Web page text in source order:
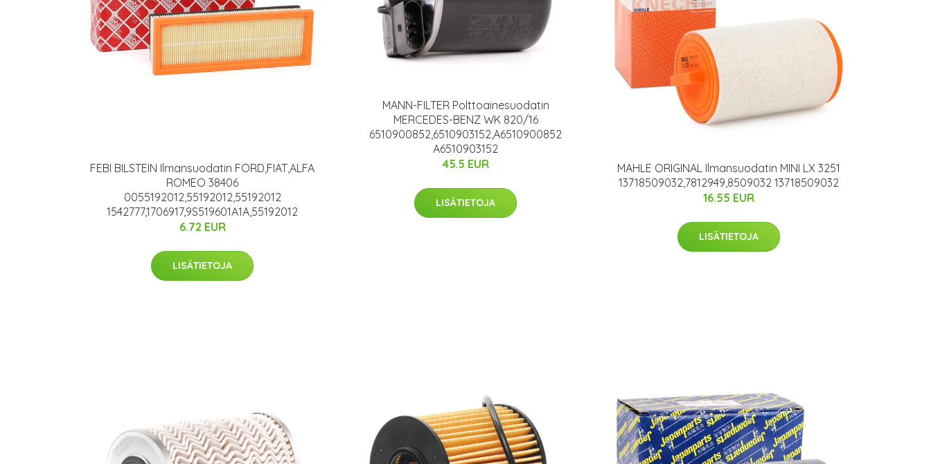
FEBI BILSTEIN Ilmansuodatin FORD,FIAT,ALFA
ROMEO 38406
0055192012,55192012,55192012
1542777,1706917,9S519601A1A,55192012
6.72 EUR
LISÄTIETOJA
MANN-FILTER Polttoainesuodatin
MERCEDES-BENZ WK 820/16
6510900852,6510903152,A6510900852
A6510903152
45.5 EUR
LISÄTIETOJA
MAHLE ORIGINAL Ilmansuodatin MINI LX 3251
13718509032,7812949,8509032 13718509032
16.55 EUR
LISÄTIETOJA